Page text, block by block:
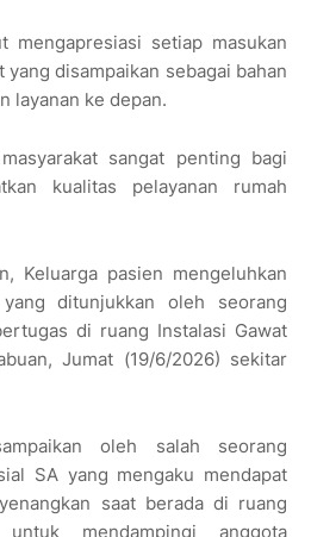
mengapresiasi setiap masukan
yang disampaikan sebagai bahan
layanan ke depan.
sangat penting bagi
kualitas pelayanan rumah
Keluarga pasien mengeluhkan
ditunjukkan oleh seorang
di ruang Instalasi Gawat
Jumat (19/6/2026) sekitar
oleh salah seorang
SA yang mengaku mendapat
saat berada di ruang
mendampingi anggota